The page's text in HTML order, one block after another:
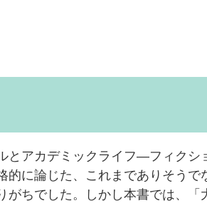
アカデミックライフ―フィクシ
的に論じた、これまでありそう
ちでした。しかし本書では、